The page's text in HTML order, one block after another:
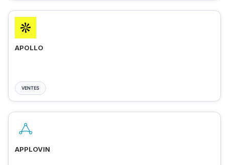
APOLLO
VENTES
APPLOVIN